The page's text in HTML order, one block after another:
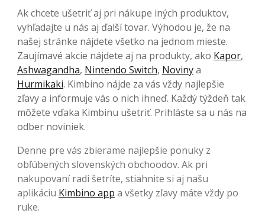
Ak chcete ušetriť aj pri nákupe iných produktov,
vyhľadajte u nás aj ďalší tovar. Výhodou je, že na
našej stránke nájdete všetko na jednom mieste.
Zaujímavé akcie nájdete aj na produkty, ako Kapor,
Ashwagandha, Nintendo Switch, Novinya
Hurmikaki. Kimbino nájde za vás vždy najlepšie
zľavy a informuje vás o nich ihneď. Každý týždeň tak
môžete vďaka Kimbinu ušetriť. Prihláste sa u nás na
odber noviniek.
Denne pre vás zbierame najlepšie ponuky z
obľúbených slovenských obchoodov. Ak pri
nakupovaní radi šetríte, stiahnite si aj našu
aplikáciu Kimbino app a všetky zľavy máte vždy po
ruke.